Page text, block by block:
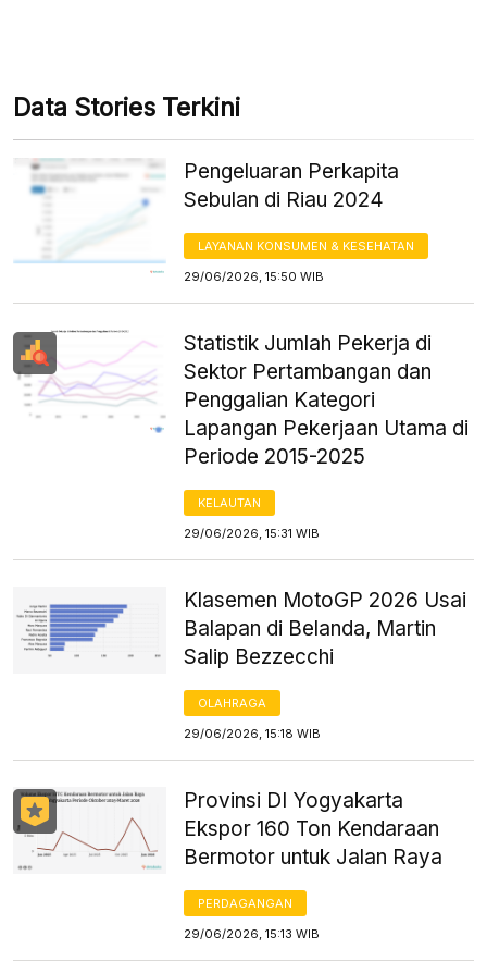
Data Stories Terkini
Pengeluaran Perkapita
Sebulan di Riau 2024
LAYANAN KONSUMEN & KESEHATAN
29/06/2026, 15:50 WIB
Statistik Jumlah Pekerja di
Sektor Pertambangan dan
Penggalian Kategori
Lapangan Pekerjaan Utama di
Periode 2015-2025
KELAUTAN
29/06/2026, 15:31 WIB
Klasemen MotoGP 2026 Usai
Balapan di Belanda, Martin
Salip Bezzecchi
OLAHRAGA
29/06/2026, 15:18 WIB
Provinsi DI Yogyakarta
Ekspor 160 Ton Kendaraan
Bermotor untuk Jalan Raya
PERDAGANGAN
29/06/2026, 15:13 WIB